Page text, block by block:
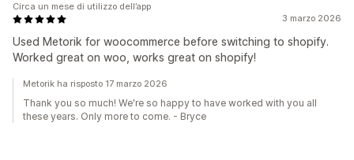
3 marzo 2026
Used Metorik for woocommerce before switching to shopify.
Worked great on woo, works great on shopify!
Circa un mese di utilizzo dell’app
Metorik ha risposto 17 marzo 2026
Thank you so much! We're so happy to have worked with you all
these years. Only more to come. - Bryce